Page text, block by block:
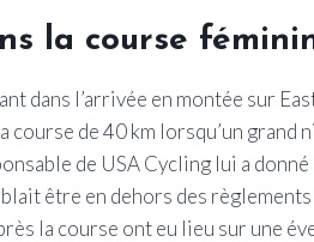
la course
dans l’arrivée en montée sur
course de 40 km lorsqu’un grand
de USA Cycling lui a
être en dehors des règlements
la course ont eu lieu sur une